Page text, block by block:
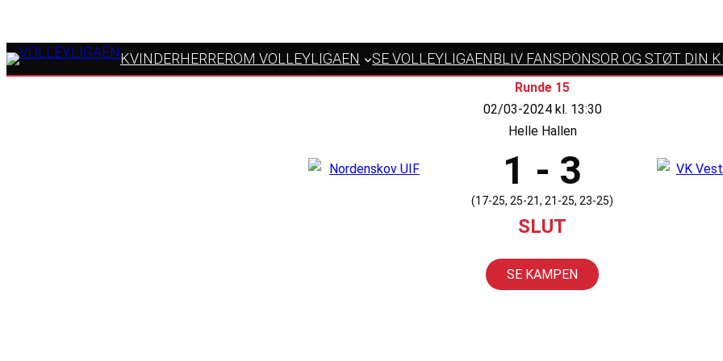
KVINDERHERREROM VOLLEYLIGAEN SE VOLLEYLIGAENBLIV FANSPONSOR OG STØT DIN
Runde 15
02/03-2024 kl. 13:30
Helle Hallen
1 - 3
(17-25, 25-21, 21-25, 23-25)
SLUT
SE KAMPEN